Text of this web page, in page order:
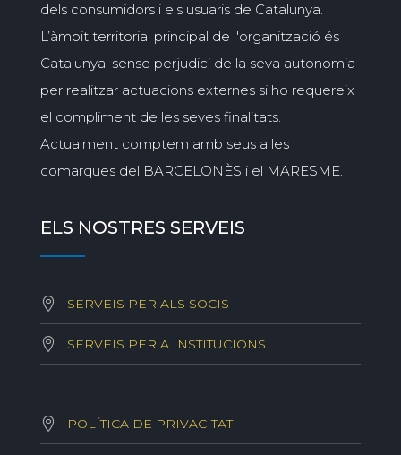
dels consumidors i els usuaris de Catalunya.
L’àmbit territorial principal de l'organització és
Catalunya, sense perjudici de la seva autonomia
per realitzar actuacions externes si ho requereix
el compliment de les seves finalitats.
Actualment comptem amb seus a les
comarques del BARCELONÈS i el MARESME.
ELS NOSTRES SERVEIS
SERVEIS PER ALS SOCIS
SERVEIS PER A INSTITUCIONS
POLÍTICA DE PRIVACITAT